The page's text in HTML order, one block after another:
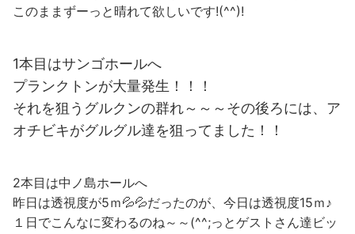
このままずーっと晴れて欲しいです!(^^)!
1本目はサンゴホールへ
プランクトンが大量発生！！！
それを狙うグルクンの群れ～～～その後ろには、ア
オチビキがグルグル達を狙ってました！！
2本目は中ノ島ホールへ
昨日は透視度が5ｍ💦💦だったのが、今日は透視度15ｍ♪
１日でこんなに変わるのね～～(^^;っとゲストさん達ビッ